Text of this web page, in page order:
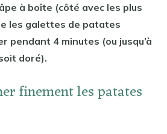
à boîte (côté avec les plus
les galettes de patates
pendant 4 minutes (ou jusqu’à
doré).
finement les patates